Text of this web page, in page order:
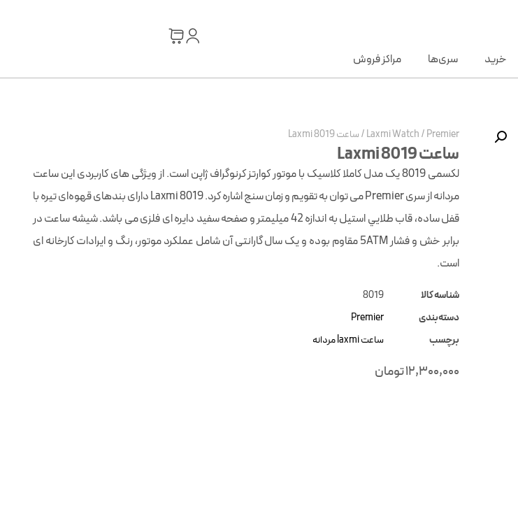
خرید سری‌ها مراکز فروش
Laxmi Watch/Premier
/ساعت Laxmi 8019
ساعت Laxmi 8019
لکسمی 8019 یک مدل کاملا کلاسیک با موتور کوارتز کرنوگراف ژاپن است. از ویژگی های کاربردی این ساعت
مردانه از سری Premier می توان به تقویم و زمان سنج اشاره کرد. Laxmi 8019 دارای بندهای قهوه‌ای تیره با
قفل ساده، قاب طلايي استيل به اندازه 42 میلیمتر و صفحه سفيد دایره ای فلزی می باشد. شيشه ساعت در
برابر خش و فشار 5ATM مقاوم بوده و یک سال گارانتی آن شامل عملکرد موتور، رنگ و ایرادات کارخانه ای
است.
شناسه کالا
8019
دسته‌بندی
Premier
برچسب
ساعت laxmi مردانه
12,300,000تومان